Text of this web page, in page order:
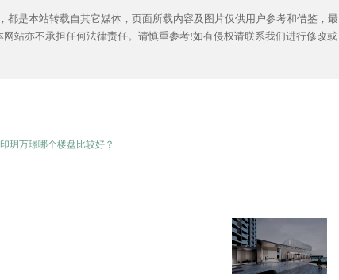
是本站转载自其它媒体，页面所载内容及图片仅供用户参考和借鉴，最
站亦不承担任何法律责任。请慎重参考!如有侵权请联系我们进行修改或
玥万璟​哪个楼盘比较好？